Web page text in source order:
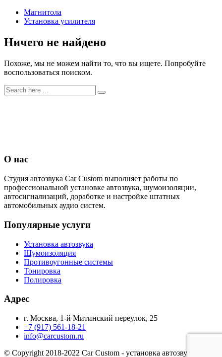
Магнитола
Установка усилителя
Ничего не найдено
Похоже, мы не можем найти то, что вы ищете. Попробуйте
воспользоваться поиском.
О нас
Студия автозвука Car Custom выполняет работы по
профессиональной установке автозвука, шумоизоляции,
автосигнализаций, доработке и настройке штатных
автомобильных аудио систем.
Популярные услуги
Установка автозвука
Шумоизоляция
Противоугонные системы
Тонировка
Полировка
Адрес
г. Москва, 1-й Митинский переулок, 25
+7 (917) 561-18-21
info@carcustom.ru
© Copyright 2018-2022 Car Custom - установка автозвука и